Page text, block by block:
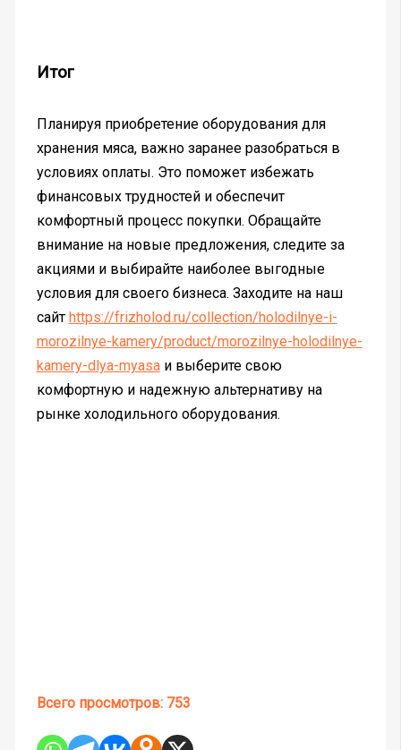
Итог
Планируя приобретение оборудования для
хранения мяса, важно заранее разобраться в
условиях оплаты. Это поможет избежать
финансовых трудностей и обеспечит
комфортный процесс покупки. Обращайте
внимание на новые предложения, следите за
акциями и выбирайте наиболее выгодные
условия для своего бизнеса. Заходите на наш
сайт https://frizholod.ru/collection/holodilnye-i-
morozilnye-kamery/product/morozilnye-holodilnye-
kamery-dlya-myasaи выберите свою
комфортную и надежную альтернативу на
рынке холодильного оборудования.
Всего просмотров: 753